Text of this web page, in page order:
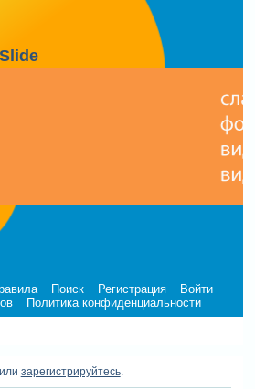
Поиск Регистрация
Войти
Политика конфиденциальности
или зарегистрируйтесь.